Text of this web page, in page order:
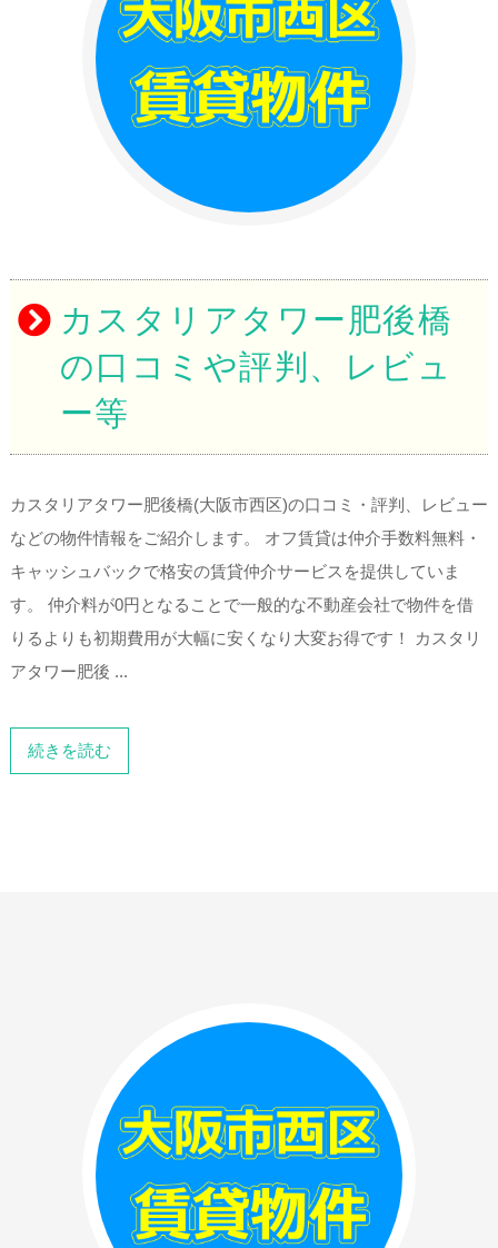
カスタリアタワー肥後橋
の口コミや評判、レビュ
ー等
カスタリアタワー肥後橋(大阪市西区)の口コミ・評判、レビュー
などの物件情報をご紹介します。 オフ賃貸は仲介手数料無料・
キャッシュバックで格安の賃貸仲介サービスを提供していま
す。 仲介料が0円となることで一般的な不動産会社で物件を借
りるよりも初期費用が大幅に安くなり大変お得です！ カスタリ
アタワー肥後 ...
続きを読む